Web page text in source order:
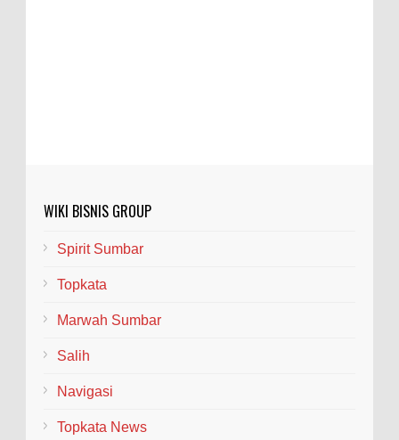
WIKI BISNIS GROUP
Spirit Sumbar
Topkata
Marwah Sumbar
Salih
Navigasi
Topkata News